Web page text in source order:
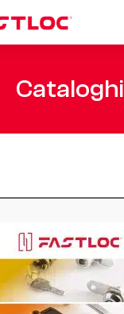
Cataloghi